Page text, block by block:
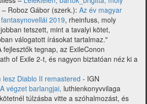
Roboz Gábor (szerk.): Az év magyar
2019, rheinfuss, moly
tetszett, mint a tavalyi kötet,
válogatott írásokat tartalmaz."
fejlesztők tegnap, az ExileConon
of Exile 2-t, és nagyon biztatóan néz ki a
lesz Diablo II remastered - IGN
végzet barlangjai, luthienkonyvvilaga
túlzásba vitte a szóhalmozást, és